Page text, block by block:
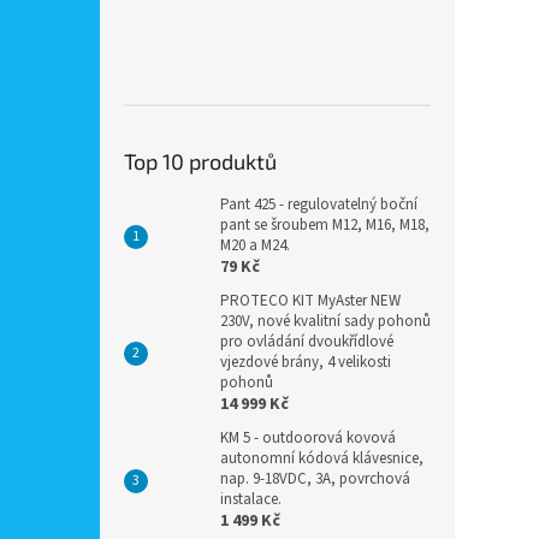
Top 10 produktů
Pant 425 - regulovatelný boční
pant se šroubem M12, M16, M18,
M20 a M24.
79 Kč
PROTECO KIT MyAster NEW
230V, nové kvalitní sady pohonů
pro ovládání dvoukřídlové
vjezdové brány, 4 velikosti
pohonů
14 999 Kč
KM 5 - outdoorová kovová
autonomní kódová klávesnice,
nap. 9-18VDC, 3A, povrchová
instalace.
1 499 Kč